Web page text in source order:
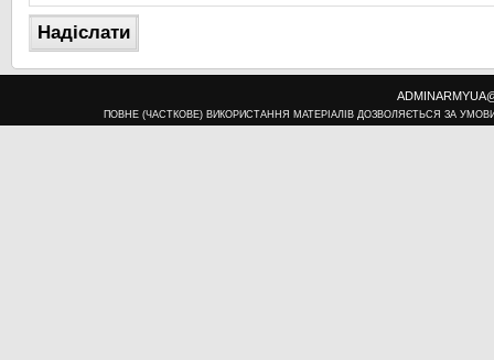
ПОВНЕ (ЧАСТКОВЕ) ВИКОРИСТАННЯ МАТЕРІАЛІВ ДОЗВОЛЯЄТЬСЯ ЗА